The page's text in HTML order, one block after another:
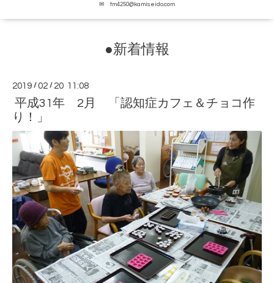
✉ tm4250@kamiseido.com
●新着情報
2019 /02 / 20 11:08
平成31年 2月 「認知症カフェ＆チョコ作
り！」